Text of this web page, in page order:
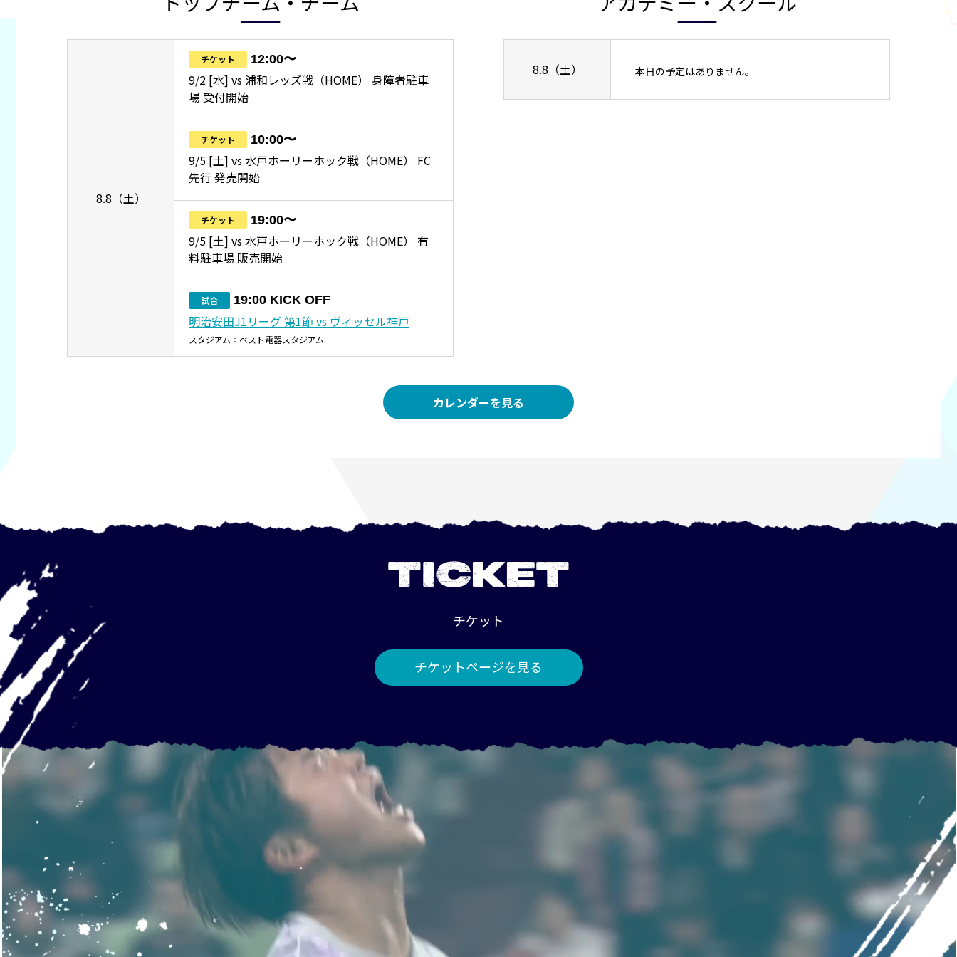
8.8（土）
チケット 12:00〜
9/2 [水] vs 浦和レッズ戦（HOME） 身障者駐車
場 受付開始
チケット 10:00〜
9/5 [土] vs 水戸ホーリーホック戦（HOME） FC
先行 発売開始
チケット 19:00〜
9/5 [土] vs 水戸ホーリーホック戦（HOME） 有
料駐車場 販売開始
試合 19:00 KICK OFF
明治安田J1リーグ 第1節 vs ヴィッセル神戸
スタジアム：ベスト電器スタジアム
8.8（土） 本日の予定はありません。
カレンダーを見る
TICKET
チケット
チケットページを見る